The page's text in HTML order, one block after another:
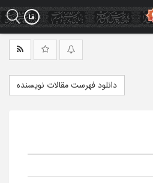
دانلود فهرست مقالات نویسنده